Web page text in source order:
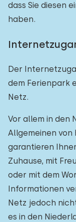
dass Sie diesen
haben.
Der
dem Ferienpark
Netz.
Vor allem in den
Allgemeinen
garantieren
Zuhause, mit
oder mit dem
Informationen
Netz jedoch
es in den